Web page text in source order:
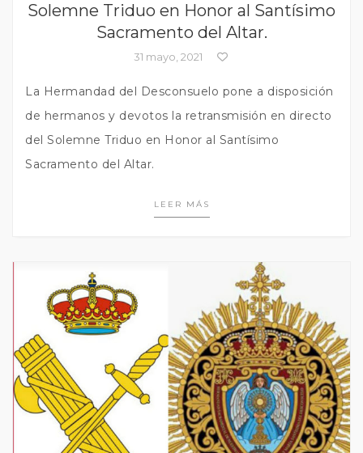
Solemne Triduo en Honor al Santísimo
Sacramento del Altar.
31 mayo, 2021
La Hermandad del Desconsuelo pone a disposición
de hermanos y devotos la retransmisión en directo
del Solemne Triduo en Honor al Santísimo
Sacramento del Altar.
LEER MÁS